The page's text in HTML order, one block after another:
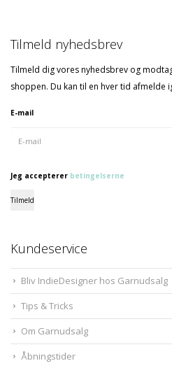
Tilmeld nyhedsbrev
Tilmeld dig vores nyhedsbrev og
shoppen. Du kan til en hver tid afmelde
E-mail
Jeg accepterer betingelserne
Tilmeld
Kundeservice
Bliv IndieDesigner hos Garnudsalg
Tips & Tricks
Om Garnudsalg
Åbningstider